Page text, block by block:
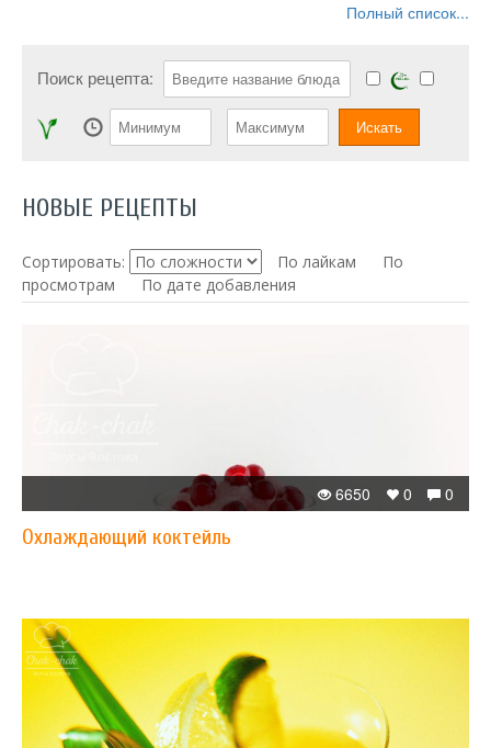
Полный список...
Поиск рецепта:
НОВЫЕ РЕЦЕПТЫ
Сортировать: По лайкам
По
просмотрам
По дате добавления
0
0
6650
Охлаждающий коктейль